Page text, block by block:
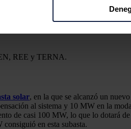
se usan para personalizar el
los incrementos del 16% y el
julio.
REE y TERNA.
solar, en la que se alcanzó un
al sistema y 10 MW en la
de casi 100 MW, lo que lo dotará
consiguió en esta subasta.